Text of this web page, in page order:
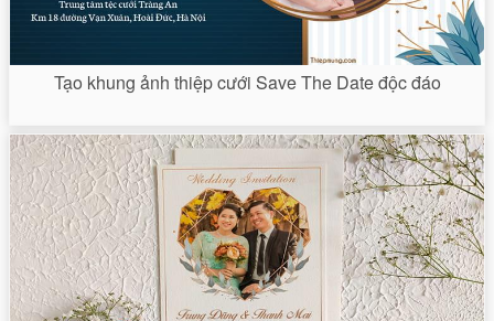
Tạo khung ảnh thiệp cưới Save The Date độc đáo